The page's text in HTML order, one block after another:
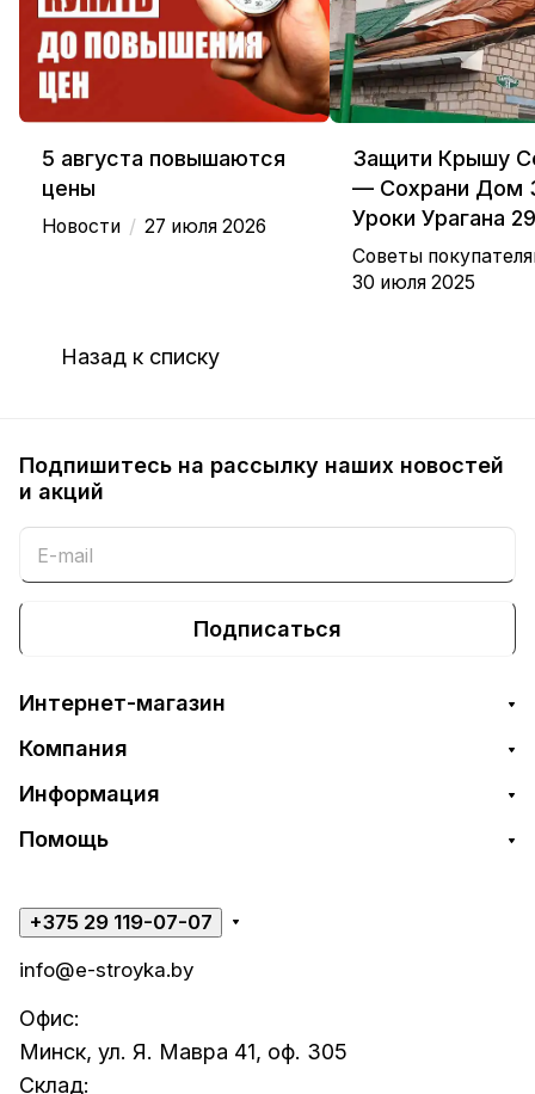
5 августа повышаются
цены
Новости / 27 июля 2026
Защити Крышу
— Сохрани Дом
Уроки Урагана
Советы
30 июля 2025
Назад к списку
Подпишитесь на рассылку наших новостей
и акций
Подписаться
Интернет-магазин
Компания
Информация
Помощь
+375 29 119-07-07
info@e-stroyka.by
Офис:
Минск, ул. Я. Мавра 41, оф. 305
Склад: